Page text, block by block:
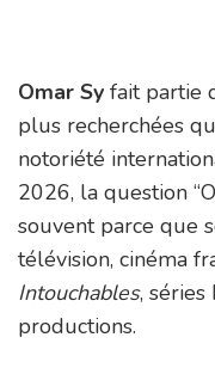
Omar Sy fait partie
plus recherchées
notoriété
2026, la question
souvent parce que
télévision, cinéma
Intouchables,
productions.